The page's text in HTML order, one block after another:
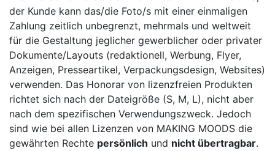
der Kunde kann das/die Foto/s mit einer einmaligen
Zahlung zeitlich unbegrenzt, mehrmals und weltweit
für die Gestaltung jeglicher gewerblicher oder privater
Dokumente/Layouts (redaktionell, Werbung, Flyer,
Anzeigen, Presseartikel, Verpackungsdesign, Websites)
verwenden. Das Honorar von lizenzfreien Produkten
richtet sich nach der Dateigröße (S, M, L), nicht aber
nach dem spezifischen Verwendungszweck. Jedoch
sind wie bei allen Lizenzen von MAKING MOODS die
gewährten Rechte persönlich und nicht übertragbar.